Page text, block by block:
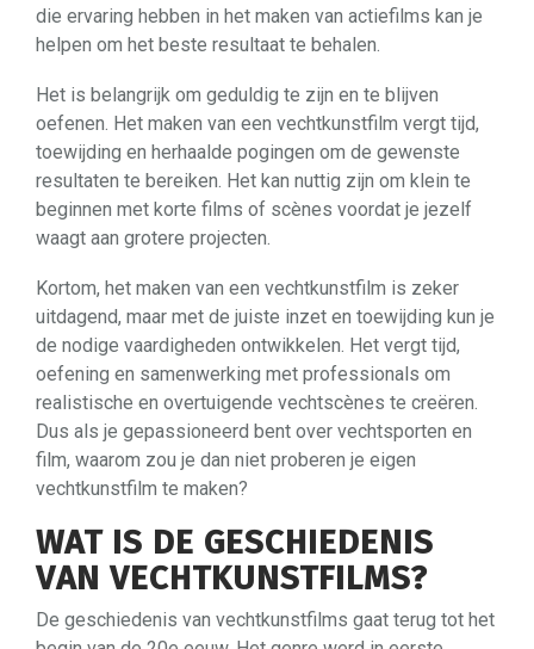
die ervaring hebben in het maken van actiefilms kan je
helpen om het beste resultaat te behalen.
Het is belangrijk om geduldig te zijn en te blijven
oefenen. Het maken van een vechtkunstfilm vergt tijd,
toewijding en herhaalde pogingen om de gewenste
resultaten te bereiken. Het kan nuttig zijn om klein te
beginnen met korte films of scènes voordat je jezelf
waagt aan grotere projecten.
Kortom, het maken van een vechtkunstfilm is zeker
uitdagend, maar met de juiste inzet en toewijding kun je
de nodige vaardigheden ontwikkelen. Het vergt tijd,
oefening en samenwerking met professionals om
realistische en overtuigende vechtscènes te creëren.
Dus als je gepassioneerd bent over vechtsporten en
film, waarom zou je dan niet proberen je eigen
vechtkunstfilm te maken?
WAT IS DE GESCHIEDENIS
VAN VECHTKUNSTFILMS?
De geschiedenis van vechtkunstfilms gaat terug tot het